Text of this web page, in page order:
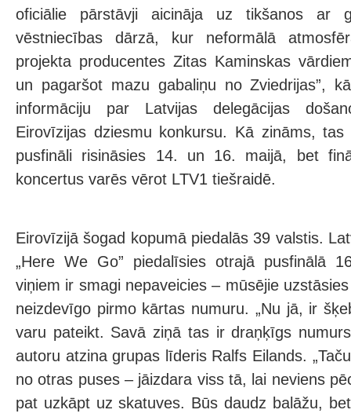
oficiālie pārstāvji aicināja uz tikšanos ar
vēstniecības dārzā, kur neformālā
projekta producentes Zitas Kaminskas
un pagaršot mazu gabaliņu no Zviedrijas”,
informāciju par Latvijas delegācijas
Eirovīzijas dziesmu konkursu. Kā zināms,
pusfināli risināsies 14. un 16. maijā, bet
koncertus varēs vērot LTV1 tiešraidē.
Eirovīzijā šogad kopumā piedalās 39 valstis.
„Here We Go” piedalīsies otrajā pusfinālā
viņiem ir smagi nepaveicies – mūsējie
neizdevīgo pirmo kārtas numuru. „Nu jā, ir
varu pateikt. Savā ziņā tas ir draņķīgs
autoru atzina grupas līderis Ralfs Eilands.
no otras puses – jāizdara viss tā, lai neviens
pat uzkāpt uz skatuves. Būs daudz balāžu,